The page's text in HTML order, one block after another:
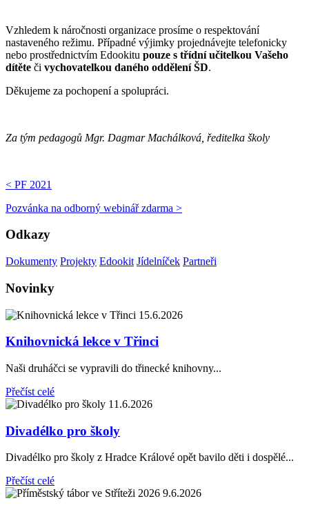
Vzhledem k náročnosti organizace prosíme o respektování
nastaveného režimu. Případné výjimky projednávejte telefonicky
nebo prostřednictvím Edookitu pouze s třídní učitelkou Vašeho
dítěte či vychovatelkou daného oddělení ŠD.
Děkujeme za pochopení a spolupráci.
Za tým pedagogů Mgr. Dagmar Machálková, ředitelka školy
< PF 2021
Pozvánka na odborný webinář zdarma >
Odkazy
Dokumenty Projekty Edookit Jídelníček Partneři
Novinky
15.6.2026
Knihovnická lekce v Třinci
Naši druháčci se vypravili do třinecké knihovny...
Přečíst celé
11.6.2026
Divadélko pro školy
Divadélko pro školy z Hradce Králové opět bavilo děti i dospělé...
Přečíst celé
9.6.2026